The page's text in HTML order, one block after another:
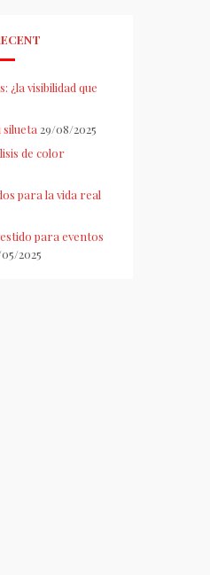
¿la visibilidad que
29/08/2025
de color
para la vida real
para eventos
2025